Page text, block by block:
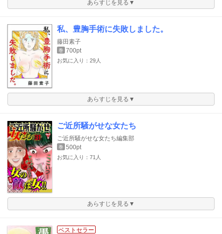
あらすじを見る▼
私、豊胸手術に失敗しました。
藤田素子
巻 700pt
お気に入り：29人
あらすじを見る▼
ご近所騒がせな女たち
ご近所騒がせな女たち編集部
巻 500pt
お気に入り：71人
あらすじを見る▼
ベストセラー